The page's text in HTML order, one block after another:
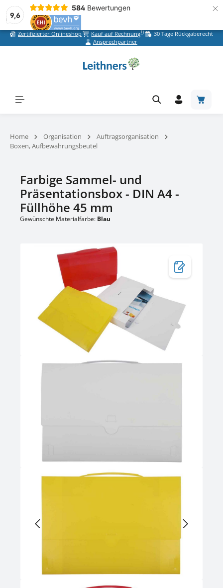
9,6
584 Bewertungen ×
Zum Hauptinhalt springen
Zertifizierter Onlineshop Kauf auf Rechnung1)
30 Tage Rückgaberecht
Ansprechpartner
Home Organisation
Auftragsorganisation
Boxen, Aufbewahrungsbeutel
Farbige Sammel- und
Präsentationsbox - DIN A4 -
Füllhöhe 45 mm
Gewünschte Materialfarbe: Blau
Bildergalerie überspringen